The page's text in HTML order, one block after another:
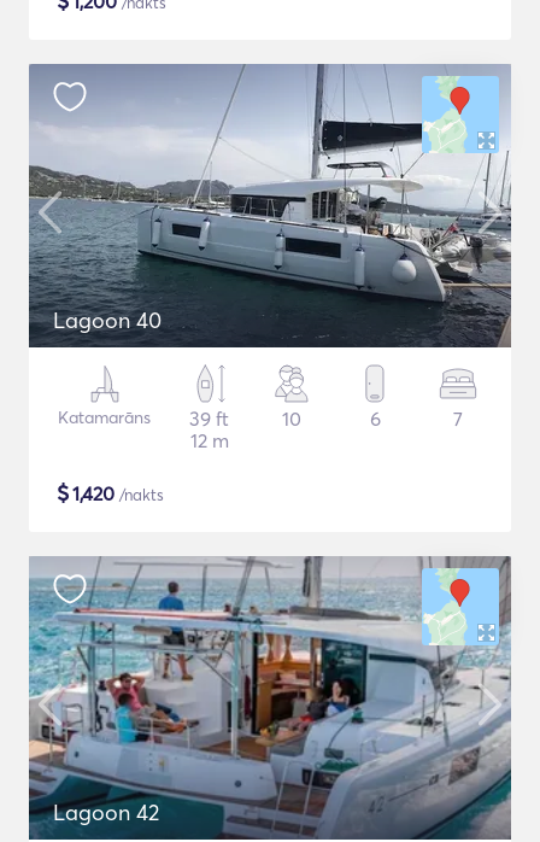
Lagoon 40
Katamarāns
39 ft
12 m
10 6 7
$1,420 /nakts
Lagoon 42